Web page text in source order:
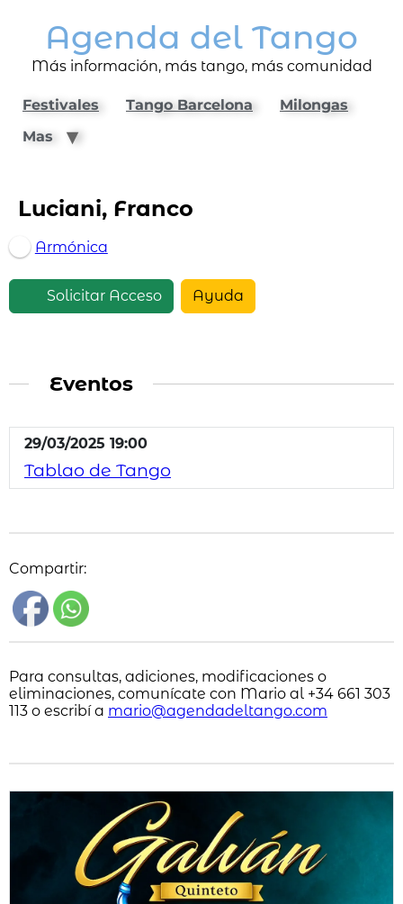
Agenda del Tango
Más información, más tango, más comunidad
Festivales Tango Barcelona
Milongas
Mas
Luciani, Franco
Armónica
Solicitar Acceso Ayuda
Eventos
29/03/2025 19:00
Tablao de Tango
Compartir:
Para consultas, adiciones, modificaciones o
eliminaciones, comunícate con Mario al +34 661 303
113 o escribí a mario@agendadeltango.com